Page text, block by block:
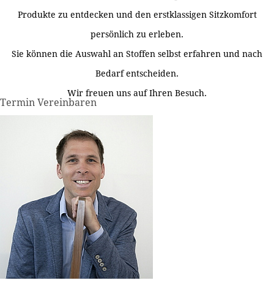
Produkte zu entdecken und den erstklassigen Sitzkomfort
persönlich zu erleben.
Sie können die Auswahl an Stoffen selbst erfahren und nach
Bedarf entscheiden.
Wir freuen uns auf Ihren Besuch.
Termin Vereinbaren